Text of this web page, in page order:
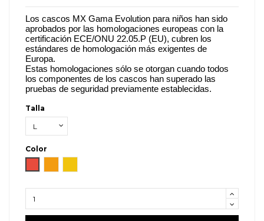
Los cascos MX Gama Evolution para niños han sido
aprobados por las homologaciones europeas con la
certificación ECE/ONU 22.05.P (EU), cubren los
estándares de homologación más exigentes de
Europa.
Estas homologaciones sólo se otorgan cuando todos
los componentes de los cascos han superado las
pruebas de seguridad previamente establecidas.
Talla
Color